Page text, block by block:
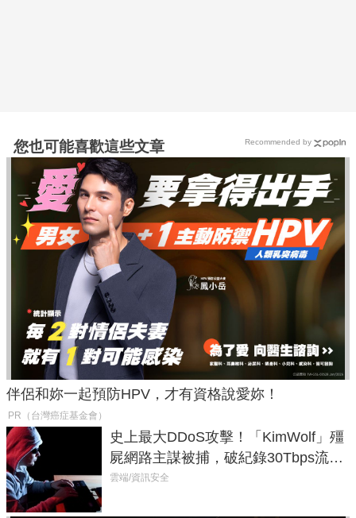
您也可能喜歡這些文章
伴侶和妳一起預防HPV，才有資格說愛妳！
PR（台灣癌症基金會）
史上最大DDoS攻擊！「KimWolf」殭
屍網路主謀被捕，破紀錄30Tbps流量
癱瘓全球！
雲端/資訊安全
Recommended by